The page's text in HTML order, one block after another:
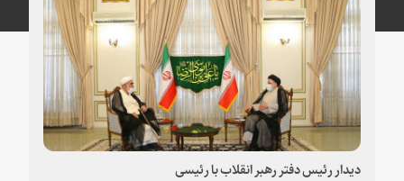
دیدار رئیس دفتر رهبر انقلاب با رئیسی